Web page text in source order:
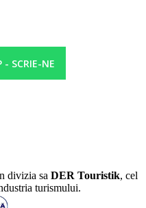
per sejur pentru anumite
langa piscina
- SCRIE-NE
divizia sa DER Touristik, cel
turismului.